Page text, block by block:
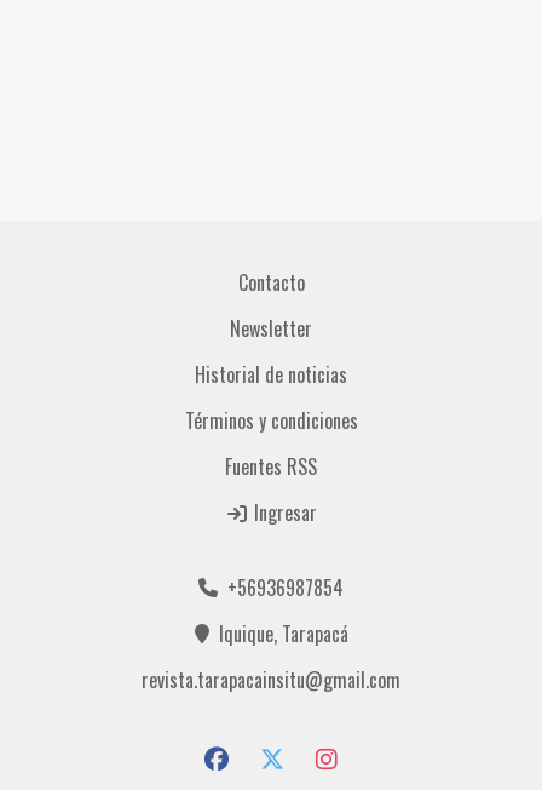
Contacto
Newsletter
Historial de noticias
Términos y condiciones
Fuentes RSS
Ingresar
+56936987854
Iquique, Tarapacá
revista.tarapacainsitu@gmail.com